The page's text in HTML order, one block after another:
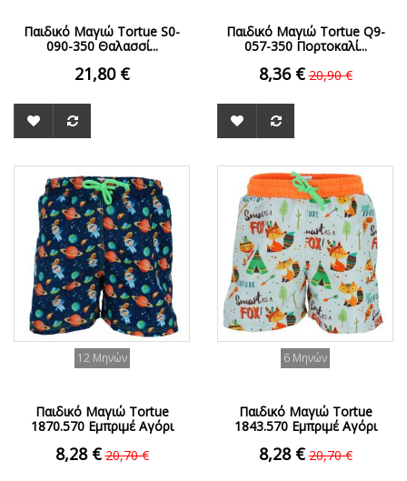
Παιδικό Μαγιώ Tortue S0-
090-350 Θαλασσί...
21,80 €
Παιδικό Μαγιώ Tortue Q9-
057-350 Πορτοκαλί...
8,36 € 20,90 €
ΟFFER
12 Μηνών
Παιδικό Μαγιώ Tortue
1870.570 Εμπριμέ Aγόρι
8,28 € 20,70 €
ΟFFER
6 Μηνών
Παιδικό Μαγιώ Tortue
1843.570 Εμπριμέ Αγόρι
8,28 € 20,70 €